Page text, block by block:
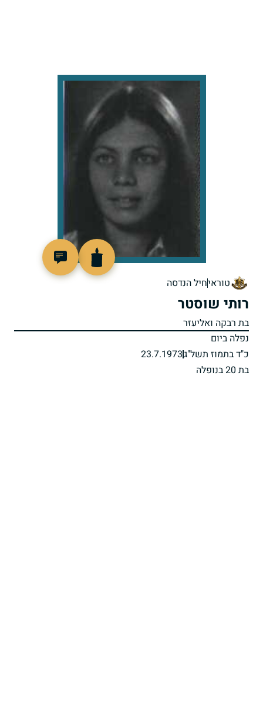
טוראיחיל הנדסה
רותי שוסטר
בת רבקה ואליעזר
נפלה ביום
כ"ד בתמוז תשל"ג23.7.1973
בת 20 בנופלה